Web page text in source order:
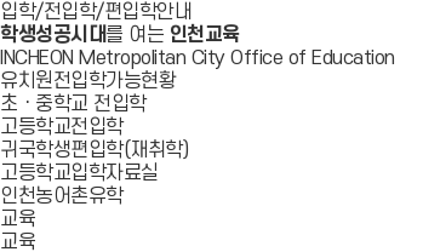
입학/전입학/편입학안내
학생성공시대를 여는 인천교육
INCHEON Metropolitan City Office of Education
유치원전입학가능현황
초ㆍ중학교 전입학
고등학교전입학
귀국학생편입학(재취학)
고등학교입학자료실
인천농어촌유학
교육
교육